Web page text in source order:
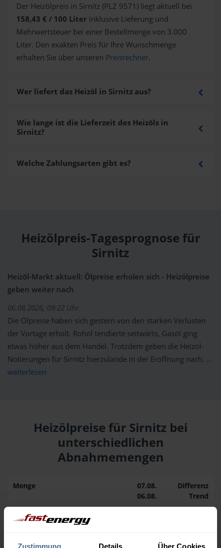
Zustimmung Details Über Cookies
Der Heizölpreis in Sirnitz (PLZ 9571) liegt aktuell bei
158,43 € / 100 Liter inklusive Lieferung und
Mehrwertsteuer bei einer Bestellmenge von 3.000
Liter. Den exakten Preis für Ihre Wunschmenge
erhalten Sie über unseren Preisrechner.
Wer liefert das Heizöl in Sirnitz aus?
Wie lange ist die Lieferzeit des Heizöls in
Sirnitz?
Welche Zahlungsarten gibt es?
Heizölpreis-Tagesprognose für
Sirnitz
Heizöl-Markt aktuell: Ölpreise erholen sich - Heizölpreise
geben weiter nach
06.08.2026, 09:22 Uhr
Die Ölpreise haben sich gestern von den starken Verlusten
der Vortage erholt. Rohöl tendierte seitwärts, Gasöl ging
etwas höher aus dem Handel. Trotzdem geben die Heizöl-
Notierungen für Sirnitz hierzulande in der Eröffnung nach. ...
weiterlesen
Heizölpreise für Sirnitz bei
unterschiedlichen
Abnahmemengen
Menge
07.08.
06.08.
Differenz
Trend
1.000 Liter